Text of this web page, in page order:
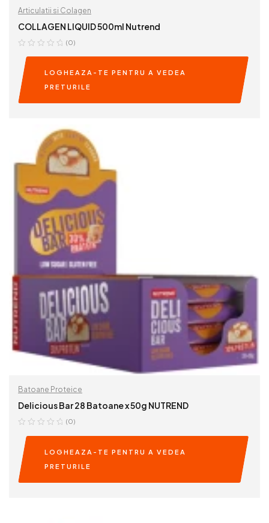
Articulatii si Colagen
COLLAGEN LIQUID 500ml Nutrend
(0)
LOGHEAZA-TE PENTRU A VEDEA
PRETURILE
Batoane Proteice
Delicious Bar 28 Batoane x 50g NUTREND
(0)
LOGHEAZA-TE PENTRU A VEDEA
PRETURILE